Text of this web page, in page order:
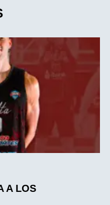
A LOS